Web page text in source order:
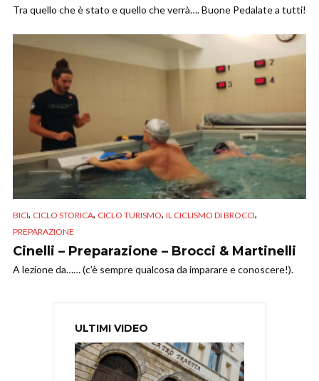
Tra quello che è stato e quello che verrà…. Buone Pedalate a tutti!
BICI, CICLO STORICA, CICLO TURISMO, IL CICLISMO DI BROCCI,
PREPARAZIONE
Cinelli – Preparazione – Brocci & Martinelli
A lezione da…… (c’è sempre qualcosa da imparare e conoscere!).
ULTIMI VIDEO